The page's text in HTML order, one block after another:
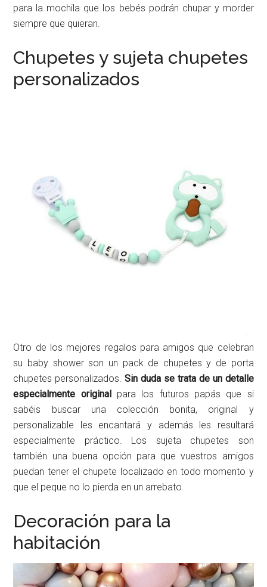
para la mochila que los bebés podrán chupar y morder
siempre que quieran.
Chupetes y sujeta chupetes
personalizados
Otro de los mejores regalos para amigos que celebran
su baby shower son un pack de chupetes y de porta
chupetes personalizados.Sin duda se trata de un detalle
especialmente original
para los futuros papás que si
sabéis buscar una colección bonita, original y
personalizable les encantará y además les resultará
especialmente práctico. Los sujeta chupetes son
también una buena opción para que vuestros amigos
puedan tener el chupete localizado en todo momento y
que el peque no lo pierda en un arrebato.
Decoración para la
habitación